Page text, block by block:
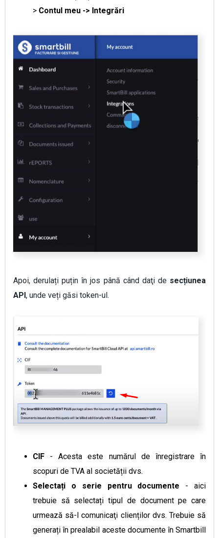
> Contul meu -> Integrări
Apoi, derulați puțin în jos până când daţi de secțiunea
API, unde veți găsi token-ul.
CIF - Acesta este numărul de înregistrare în
scopuri de TVA al societății dvs.
Selectați o serie pentru documente - aici
trebuie să selectați tipul de document pe care
urmează să-l comunicaţi clienților dvs. Trebuie să
generați în prealabil aceste documente în Smartbill